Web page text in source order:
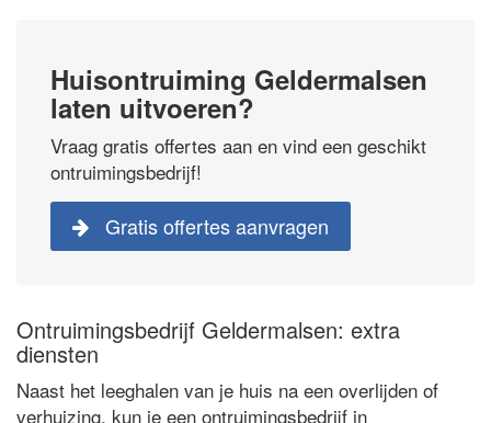
Huisontruiming Geldermalsen
laten uitvoeren?
Vraag gratis offertes aan en vind een geschikt
ontruimingsbedrijf!
Gratis offertes aanvragen
Ontruimingsbedrijf Geldermalsen: extra
diensten
Naast het leeghalen van je huis na een overlijden of
verhuizing, kun je een ontruimingsbedrijf in